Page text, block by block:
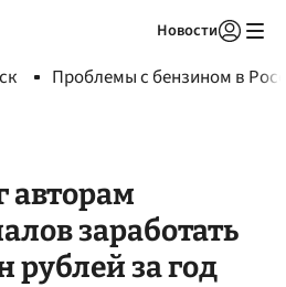
Новости
Проблемы с бензином в
авторам
заработать
рублей за год